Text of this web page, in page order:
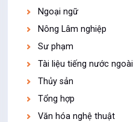
Ngoại ngữ
Nông Lâm nghiệp
Sư phạm
Tài liệu tiếng nước ngoài
Thủy sản
Tổng hợp
Văn hóa nghệ thuật